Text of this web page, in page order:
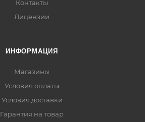
Контакты
Лицензии
ИНФОРМАЦИЯ
Магазины
Условия оплаты
Условия доставки
Гарантия на товар